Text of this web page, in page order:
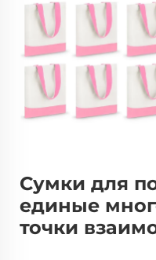
Сумки для
единые
точки